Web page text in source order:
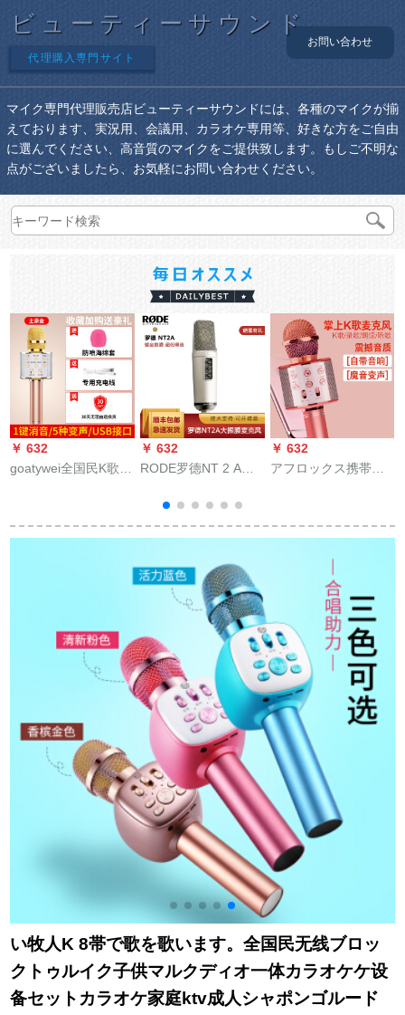
ビューティーサウンド
代理購入専門サイト
お問い合わせ
マイク専門代理販売店ビューティーサウンドには、各種のマイクが揃
えております、実況用、会議用、カラオケ専用等、好きな方をご自由
に選んでください、高音質のマイクをご提供致します。もしご不明な
点がございましたら、お気軽にお問い合わせください。
￥ 632
goatywei全国民K歌神
歌を歌う子にマイク
￥ 632
RODE罗德NT 2 A大
性コリックマイク専
门のマイク歌を生放
￥ 632
アフロックス携帯帯
オ·マイク一体歌唱神
器生放送バラ金
い牧人K 8帯で歌を歌います。全国民无线ブロッ
クトゥルイク子供マルクディオ一体カラオケケ设
备セットカラオケ家庭ktv成人シャポンゴルード